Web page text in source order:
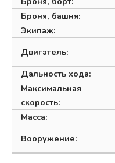
Броня, башня:
Экипаж:
Двигатель:
Дальность хода:
Максимальная
скорость:
Масса:
Вооружение: